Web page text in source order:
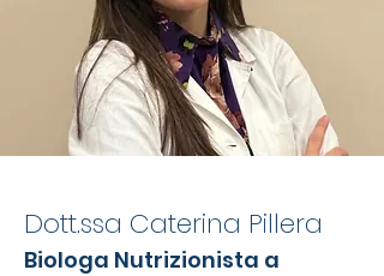
Dott.ssa Caterina Pillera
Biologa Nutrizionista a